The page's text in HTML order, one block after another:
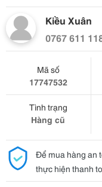
Kiều Xuân
0767 611
Mã số
17747532
Tình trạng
Hàng cũ
Để mua hàng an
thực hiện thanh